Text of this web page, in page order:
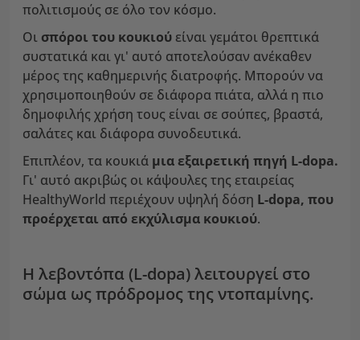
πολιτισμούς σε όλο τον κόσμο.
Οι σπόροι του κουκιού είναι γεμάτοι θρεπτικά
συστατικά και γι' αυτό αποτελούσαν ανέκαθεν
μέρος της καθημερινής διατροφής. Μπορούν να
χρησιμοποιηθούν σε διάφορα πιάτα, αλλά η πιο
δημοφιλής χρήση τους είναι σε σούπες, βραστά,
σαλάτες και διάφορα συνοδευτικά.
Επιπλέον, τα κουκιά μια εξαιρετική πηγή L-dopa.
Γι' αυτό ακριβώς οι κάψουλες της εταιρείας
HealthyWorld περιέχουν υψηλή δόση L-dopa, που
προέρχεται από εκχύλισμα κουκιού.
Η λεβοντόπα (L-dopa) λειτουργεί στο
σώμα ως πρόδρομος της ντοπαμίνης.